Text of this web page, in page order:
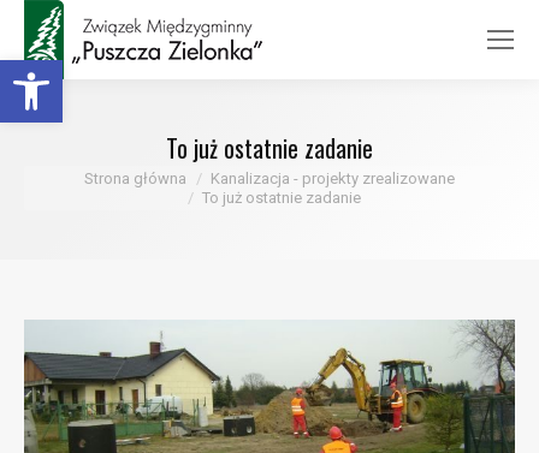
Otwórz pasek narzędzi
To już ostatnie zadanie
Jesteś tutaj:Strona główna
Kanalizacja - projekty zrealizowane
To już ostatnie zadanie